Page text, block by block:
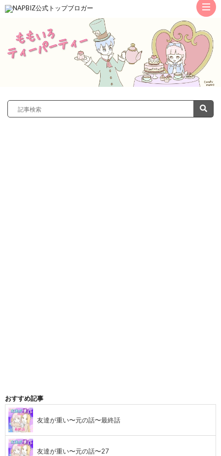
ト
ッ
プ
サ
レ
おすすめ記事
友達が重い〜元の話〜最終話
友達が重い〜元の話〜27